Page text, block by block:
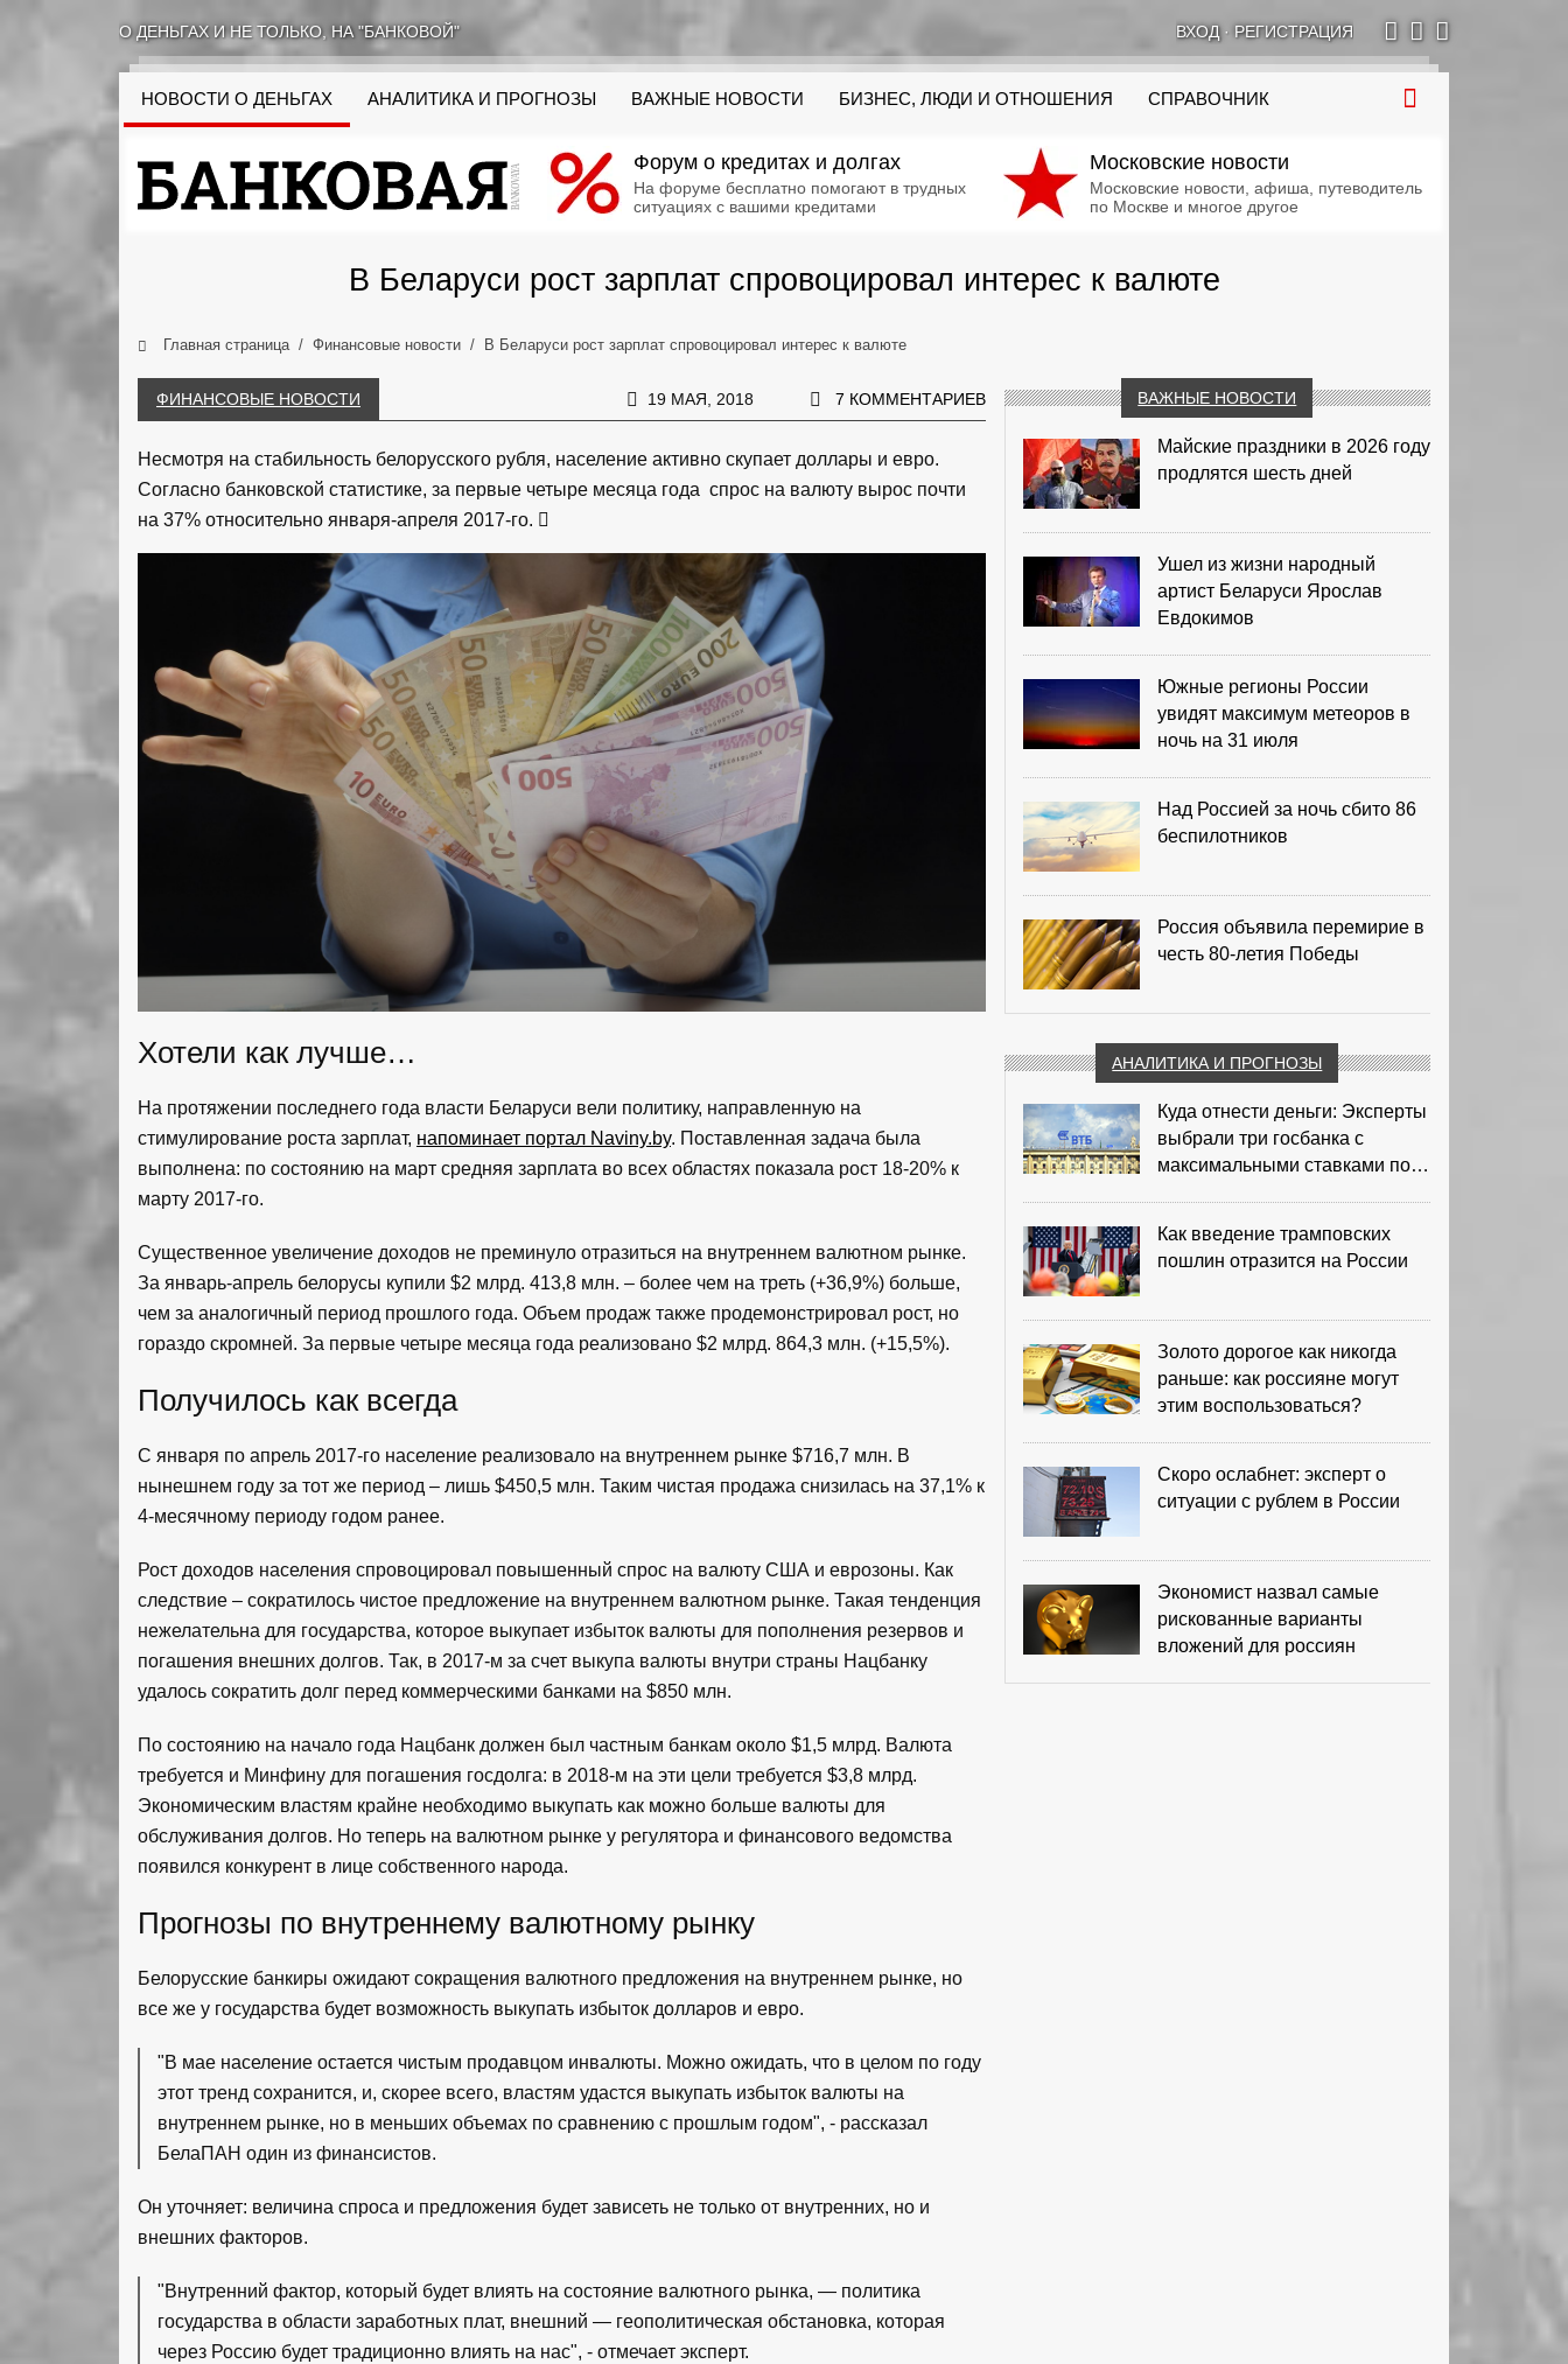
О ДЕНЬГАХ И НЕ ТОЛЬКО, НА "БАНКОВОЙ" ВХОД· РЕГИСТРАЦИЯ
НОВОСТИ О ДЕНЬГАХ АНАЛИТИКА И ПРОГНОЗЫ ВАЖНЫЕ НОВОСТИ БИЗНЕС, ЛЮДИ И ОТНОШЕНИЯ СПРАВОЧНИК
Форум о кредитах и долгах
На форуме бесплатно помогают в трудных
ситуациях с вашими кредитами
Московские новости
Московские новости, афиша, путеводитель
по Москве и многое другое
В Беларуси рост зарплат спровоцировал интерес к валюте
Главная страница Финансовые новости В Беларуси рост зарплат спровоцировал интерес к валюте
ФИНАНСОВЫЕ НОВОСТИ 19 МАЯ, 2018 7 КОММЕНТАРИЕВ
Несмотря на стабильность белорусского рубля, население активно скупает доллары и евро.
Согласно банковской статистике, за первые четыре месяца года спрос на валюту вырос почти
на 37% относительно января-апреля 2017-го.
Хотели как лучше…
На протяжении последнего года власти Беларуси вели политику, направленную на
стимулирование роста зарплат, напоминает портал Naviny.by. Поставленная задача была
выполнена: по состоянию на март средняя зарплата во всех областях показала рост 18-20% к
марту 2017-го.
Существенное увеличение доходов не преминуло отразиться на внутреннем валютном рынке.
За январь-апрель белорусы купили $2 млрд. 413,8 млн. – более чем на треть (+36,9%) больше,
чем за аналогичный период прошлого года. Объем продаж также продемонстрировал рост, но
гораздо скромней. За первые четыре месяца года реализовано $2 млрд. 864,3 млн. (+15,5%).
Получилось как всегда
С января по апрель 2017-го население реализовало на внутреннем рынке $716,7 млн. В
нынешнем году за тот же период – лишь $450,5 млн. Таким чистая продажа снизилась на 37,1% к
4-месячному периоду годом ранее.
Рост доходов населения спровоцировал повышенный спрос на валюту США и еврозоны. Как
следствие – сократилось чистое предложение на внутреннем валютном рынке. Такая тенденция
нежелательна для государства, которое выкупает избыток валюты для пополнения резервов и
погашения внешних долгов. Так, в 2017-м за счет выкупа валюты внутри страны Нацбанку
удалось сократить долг перед коммерческими банками на $850 млн.
По состоянию на начало года Нацбанк должен был частным банкам около $1,5 млрд. Валюта
требуется и Минфину для погашения госдолга: в 2018-м на эти цели требуется $3,8 млрд.
Экономическим властям крайне необходимо выкупать как можно больше валюты для
обслуживания долгов. Но теперь на валютном рынке у регулятора и финансового ведомства
появился конкурент в лице собственного народа.
Прогнозы по внутреннему валютному рынку
Белорусские банкиры ожидают сокращения валютного предложения на внутреннем рынке, но
все же у государства будет возможность выкупать избыток долларов и евро.
"В мае население остается чистым продавцом инвалюты. Можно ожидать, что в целом по году
этот тренд сохранится, и, скорее всего, властям удастся выкупать избыток валюты на
внутреннем рынке, но в меньших объемах по сравнению с прошлым годом", - рассказал
БелаПАН один из финансистов.
Он уточняет: величина спроса и предложения будет зависеть не только от внутренних, но и
внешних факторов.
"Внутренний фактор, который будет влиять на состояние валютного рынка, — политика
государства в области заработных плат, внешний — геополитическая обстановка, которая
через Россию будет традиционно влиять на нас", - отмечает эксперт.
ВАЖНЫЕ НОВОСТИ
Майские праздники в 2026 году
продлятся шесть дней
Ушел из жизни народный
артист Беларуси Ярослав
Евдокимов
Южные регионы России
увидят максимум метеоров в
ночь на 31 июля
Над Россией за ночь сбито 86
беспилотников
Россия объявила перемирие в
честь 80-летия Победы
АНАЛИТИКА И ПРОГНОЗЫ
Куда отнести деньги: Эксперты
выбрали три госбанка с
максимальными ставками по
Как введение трамповских
пошлин отразится на России
Золото дорогое как никогда
раньше: как россияне могут
этим воспользоваться?
Скоро ослабнет: эксперт о
ситуации с рублем в России
Экономист назвал самые
рискованные варианты
вложений для россиян